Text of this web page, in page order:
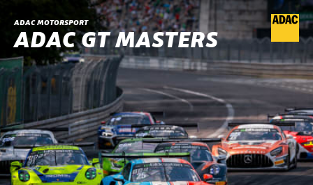
ADAC MOTORSPORT
ADAC GT MASTERS